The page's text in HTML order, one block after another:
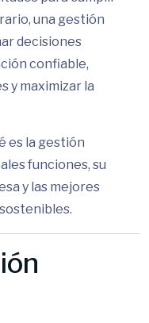
una gestión
decisiones
confiable,
y maximizar la
es la gestión
funciones, su
y las mejores